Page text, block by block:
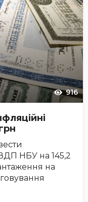
916
НБУ на 145,2
на